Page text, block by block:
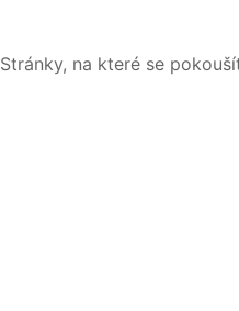
Stránky, na které se